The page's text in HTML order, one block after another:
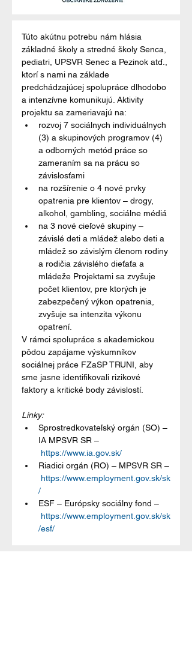
Túto akútnu potrebu nám hlásia
základné školy a stredné školy Senca,
pediatri, UPSVR Senec a Pezinok atď.,
ktorí s nami na základe
predchádzajúcej spolupráce dlhodobo
a intenzívne komunikujú. Aktivity
projektu sa zameriavajú na:
rozvoj 7 sociálnych individuálnych
(3) a skupinových programov (4)
a odborných metód práce so
zameraním sa na prácu so
závislosťami
na rozšírenie o 4 nové prvky
opatrenia pre klientov – drogy,
alkohol, gambling, sociálne médiá
na 3 nové cieľové skupiny –
závislé deti a mládež alebo deti a
mládež so závislým členom rodiny
a rodičia závislého dieťaťa a
mládeže Projektami sa zvyšuje
počet klientov, pre ktorých je
zabezpečený výkon opatrenia,
zvyšuje sa intenzita výkonu
opatrení.
V rámci spolupráce s akademickou
pôdou zapájame výskumníkov
sociálnej práce FZaSP TRUNI, aby
sme jasne identifikovali rizikové
faktory a kritické body závislostí.
Linky:
Sprostredkovateľský orgán (SO) –
IA MPSVR SR –
https://www.ia.gov.sk/
Riadici orgán (RO) – MPSVR SR –
https://www.employment.gov.sk/sk
/
ESF – Európsky sociálny fond –
https://www.employment.gov.sk/sk
/esf/